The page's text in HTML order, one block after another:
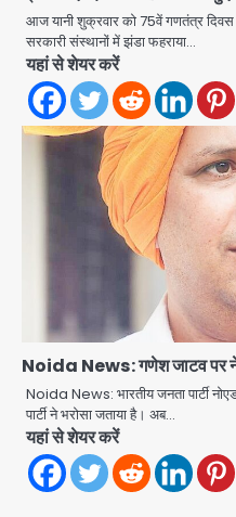
आज यानी शुक्रवार को 75वें गणतंत्र
सरकारी संस्थानों में झंडा फहराया…
यहां से शेयर करें
Noida News: गणेश जाटव पर
Noida News: भारतीय जनता पार्टी
पार्टी ने भरोसा जताया है। अब…
यहां से शेयर करें
2
सरकारी
Team JHJ
आॅपरेशन
जिला
Team JHJ
Sajid
शिवभक्त
कांवड़ियों
कराई FIR,
Avinash
5
Felix
हॉस्पिटल
सिर्फ 30
Avinash
एंटी-